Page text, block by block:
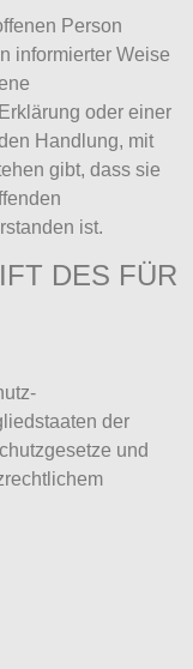
Person
informierter Weise
oder einer
Handlung, mit
gibt, dass sie
ist.
DES FÜR
der
und